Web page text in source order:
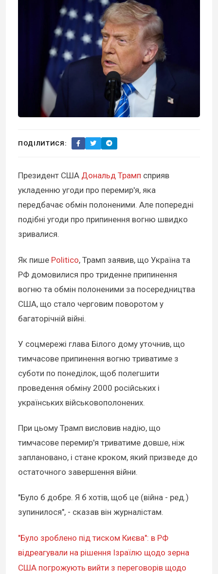
ПОДІЛИТИСЯ:
Президент США Дональд Трамп сприяв
укладенню угоди про перемир'я, яка
передбачає обмін полоненими. Але попередні
подібні угоди про припинення вогню швидко
зривалися.
Як пише Politico, Трамп заявив, що Україна та
РФ домовилися про триденне припинення
вогню та обмін полоненими за посередництва
США, що стало черговим поворотом у
багаторічній війні.
У соцмережі глава Білого дому уточнив, що
тимчасове припинення вогню триватиме з
суботи по понеділок, щоб полегшити
проведення обміну 2000 російських і
українських військовополонених.
При цьому Трамп висловив надію, що
тимчасове перемир'я триватиме довше, ніж
заплановано, і стане кроком, який призведе до
остаточного завершення війни.
"Було б добре. Я б хотів, щоб це (війна - ред.)
зупинилося", - сказав він журналістам.
"Було зроблено під тиском Києва": в РФ
відреагували на рішення Ізраїлю щодо зерна
США погрожують вийти з переговорів щодо